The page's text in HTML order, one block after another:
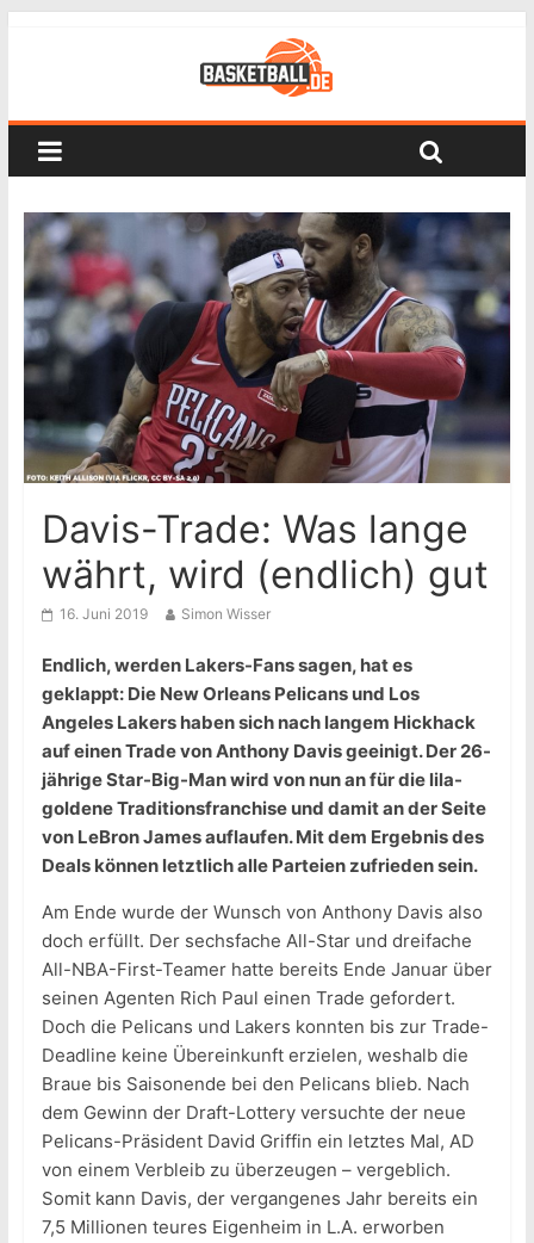
Davis-Trade: Was lange
währt, wird (endlich) gut
16. Juni 2019 Simon Wisser
Endlich, werden Lakers-Fans sagen, hat es
geklappt: Die New Orleans Pelicans und Los
Angeles Lakers haben sich nach langem Hickhack
auf einen Trade von Anthony Davis geeinigt. Der 26-
jährige Star-Big-Man wird von nun an für die lila-
goldene Traditionsfranchise und damit an der Seite
von LeBron James auflaufen. Mit dem Ergebnis des
Deals können letztlich alle Parteien zufrieden sein.
Am Ende wurde der Wunsch von Anthony Davis also
doch erfüllt. Der sechsfache All-Star und dreifache
All-NBA-First-Teamer hatte bereits Ende Januar über
seinen Agenten Rich Paul einen Trade gefordert.
Doch die Pelicans und Lakers konnten bis zur Trade-
Deadline keine Übereinkunft erzielen, weshalb die
Braue bis Saisonende bei den Pelicans blieb. Nach
dem Gewinn der Draft-Lottery versuchte der neue
Pelicans-Präsident David Griffin ein letztes Mal, AD
von einem Verbleib zu überzeugen – vergeblich.
Somit kann Davis, der vergangenes Jahr bereits ein
7,5 Millionen teures Eigenheim in L.A. erworben